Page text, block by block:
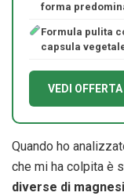
forma
Formula pulita
capsula
VEDI OFFERTA
Quando ho
che mi ha colpita è
diverse di